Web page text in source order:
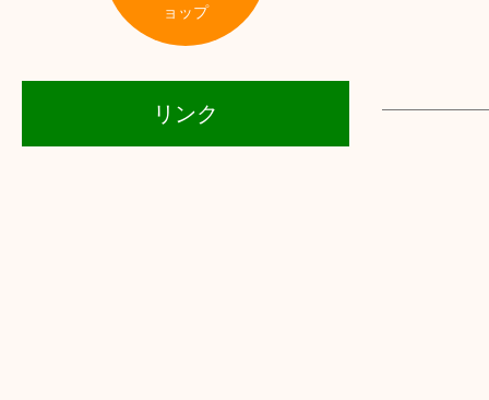
ョップ
リンク